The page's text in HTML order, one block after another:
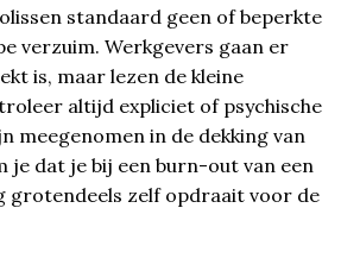
standaard geen of beperkte
verzuim. Werkgevers gaan er
is, maar lezen de kleine
altijd expliciet of psychische
meegenomen in de dekking van
je dat je bij een burn-out van een
grotendeels zelf opdraait voor de